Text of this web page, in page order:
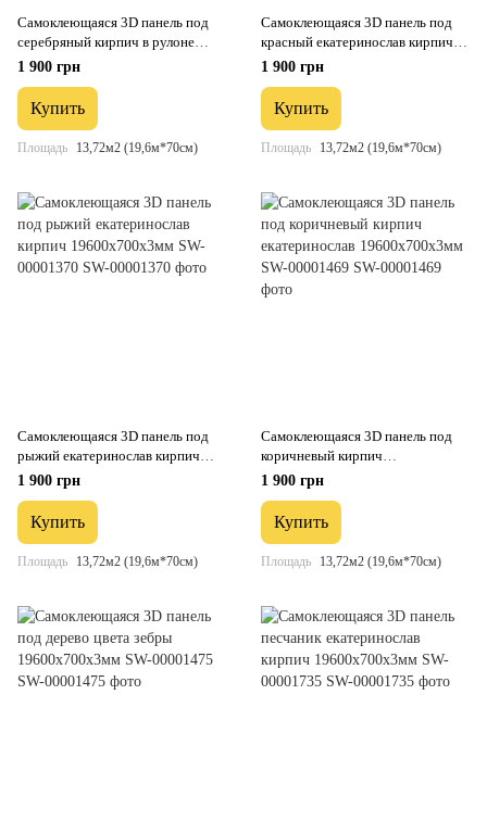
Самоклеющаяся 3D панель под
серебряный кирпич в рулоне
19600x700x3мм (R017-3-20) SW-
1 900 грн
Купить
Площадь 13,72м2 (19,6м*70см)
Самоклеющаяся 3D панель под
красный екатеринослав кирпич
19600x700x3мм SW-00001333
1 900 грн
Купить
Площадь 13,72м2 (19,6м*70см)
Самоклеющаяся 3D панель под
рыжий екатеринослав кирпич
19600х700х3мм SW-00001370
1 900 грн
Купить
Площадь 13,72м2 (19,6м*70см)
Самоклеющаяся 3D панель под
коричневый кирпич
екатеринослав 19600х700х3мм
1 900 грн
Купить
Площадь 13,72м2 (19,6м*70см)